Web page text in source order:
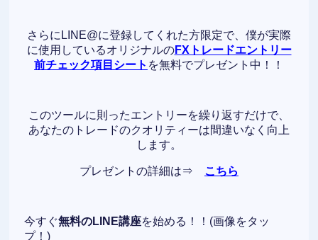
さらにLINE@に登録してくれた方限定で、僕が実際
に使用しているオリジナルのFXトレードエントリー
前チェック項目シート を無料でプレゼント中！！
このツールに則ったエントリーを繰り返すだけで、
あなたのトレードのクオリティーは間違いなく向上
します。
プレゼントの詳細は⇒ こちら
今すぐ無料のLINE講座を始める！！(画像をタッ
プ！)